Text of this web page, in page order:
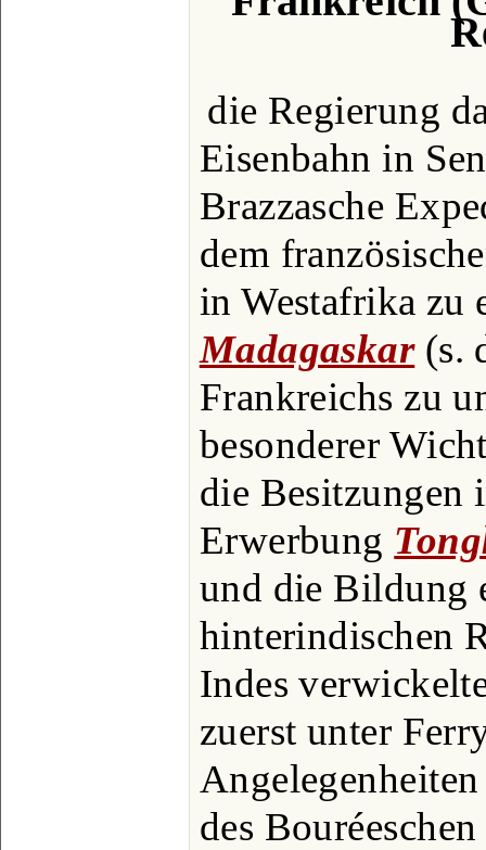
die Regierung
Eisenbahn in
Brazzasche
dem
in Westafrika zu
Madagaskar(s.
Frankreichs zu
besonderer
die Besitzungen
Erwerbung
und die Bildung
hinterindischen
Indes
zuerst unter
des